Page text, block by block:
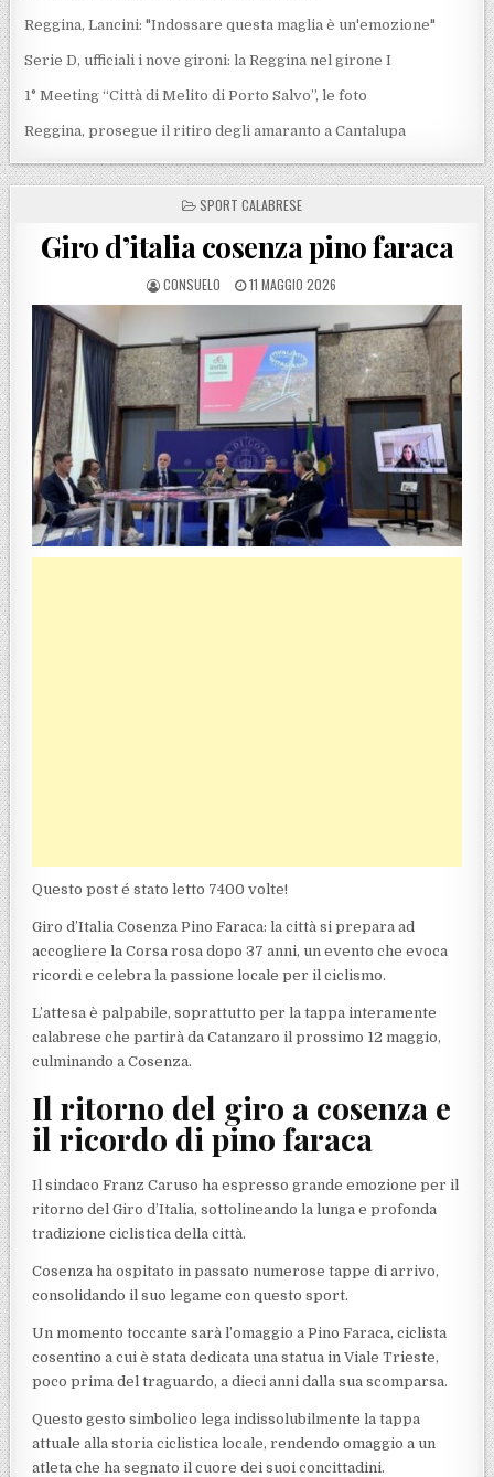
Reggina, Lancini: "Indossare questa maglia è un'emozione"
Serie D, ufficiali i nove gironi: la Reggina nel girone I
1° Meeting “Città di Melito di Porto Salvo”, le foto
Reggina, prosegue il ritiro degli amaranto a Cantalupa
POSTED IN
SPORT CALABRESE
Giro d’italia cosenza pino faraca
POSTED BY
CONSUELO POSTED ON
11 MAGGIO 2026
Questo post é stato letto 7400 volte!
Giro d’Italia Cosenza Pino Faraca: la città si prepara ad
accogliere la Corsa rosa dopo 37 anni, un evento che evoca
ricordi e celebra la passione locale per il ciclismo.
L’attesa è palpabile, soprattutto per la tappa interamente
calabrese che partirà da Catanzaro il prossimo 12 maggio,
culminando a Cosenza.
Il ritorno del giro a cosenza e
il ricordo di pino faraca
Il sindaco Franz Caruso ha espresso grande emozione per il
ritorno del Giro d’Italia, sottolineando la lunga e profonda
tradizione ciclistica della città.
Cosenza ha ospitato in passato numerose tappe di arrivo,
consolidando il suo legame con questo sport.
Un momento toccante sarà l’omaggio a Pino Faraca, ciclista
cosentino a cui è stata dedicata una statua in Viale Trieste,
poco prima del traguardo, a dieci anni dalla sua scomparsa.
Questo gesto simbolico lega indissolubilmente la tappa
attuale alla storia ciclistica locale, rendendo omaggio a un
atleta che ha segnato il cuore dei suoi concittadini.